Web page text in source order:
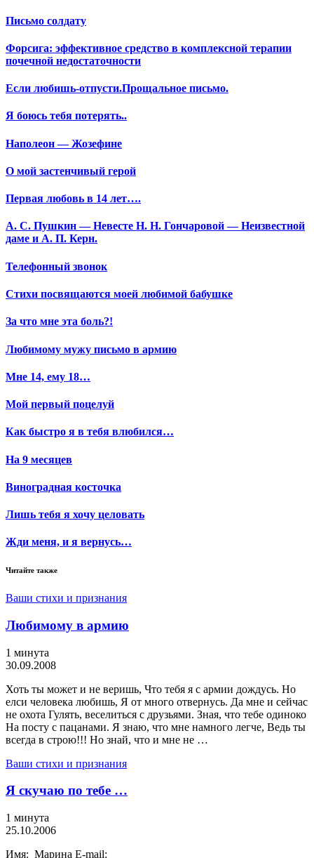
Письмо солдату
Форсига: эффективное средство в комплексной терапии
почечной недостаточности
Если любишь-отпусти.Прощальное письмо.
Я боюсь тебя потерять..
Наполеон — Жозефине
О мой застенчивый герой
Первая любовь в 14 лет….
А. С. Пушкин — Невесте Н. Н. Гончаровой — Неизвестной
даме и А. П. Керн.
Телефонный звонок
Стихи посвящаются моей любимой бабушке
За что мне эта боль?!
Любимому мужу письмо в армию
Мне 14, ему 18…
Мой первый поцелуй
Как быстро я в тебя влюбился…
На 9 месяцев
Виноградная косточка
Лишь тебя я хочу целовать
Жди меня, и я вернусь…
Читайте также
Ваши стихи и признания
Любимому в армию
1 минута
30.09.2008
Хоть ты может и не веришь, Что тебя я с армии дождусь. Но
елси человека любишь, Я от много отвернусь. Да мне и сейчас
не охота Гулять, веселиться с друзьями. Зная, что тебе одиноко
На посту с пацанами. Я знаю, что мне намного легче, Ведь ты
всегда в строю!!! Но знай, что и мне не …
Ваши стихи и признания
Я скучаю по тебе …
1 минута
25.10.2006
Имя: Марина E-mail: